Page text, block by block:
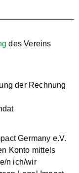
des Vereins
der Rechnung
Germany e.V.
Konto mittels
n ich/wir